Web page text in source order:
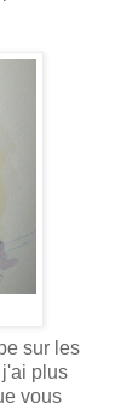
sur les
plus
vous